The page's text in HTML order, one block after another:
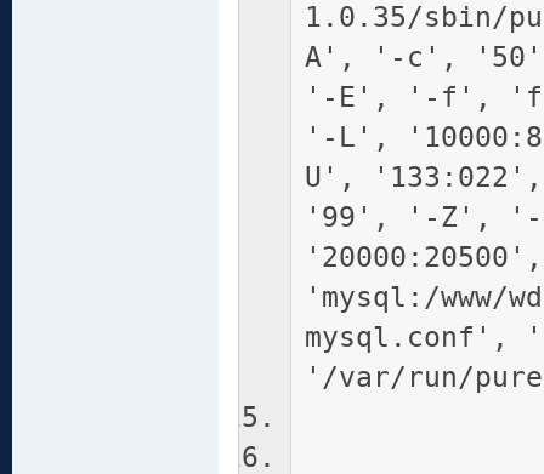
1.0.35/
A', '-c',
'-E', '-f',
'-L',
U',
'99', '-Z',
'mysql:/www/
'/var/run/